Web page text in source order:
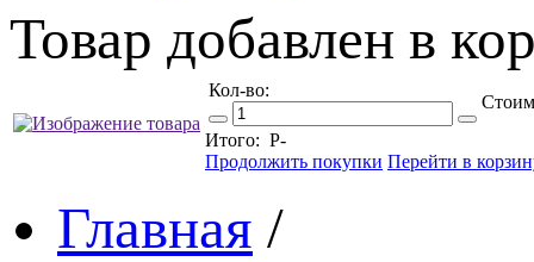
Товар добавлен в
Кол-во:
Итого: Р-
Продолжить покупки Перейти в
Главная /